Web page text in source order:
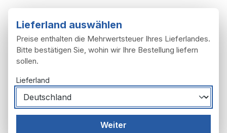
Räder
Lieferland auswählen
Preise enthalten die Mehrwertsteuer Ihres Lieferlandes.
Bitte bestätigen Sie, wohin wir Ihre Bestellung liefern
sollen.
Lieferland
Weiter